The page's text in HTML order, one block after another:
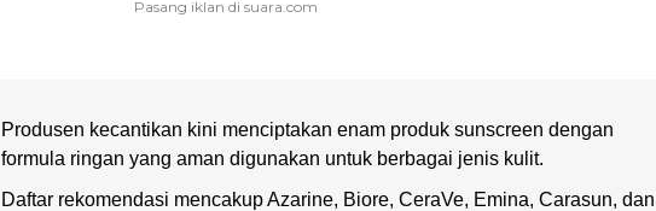
Produsen kecantikan kini menciptakan enam produk sunscreen dengan
formula ringan yang aman digunakan untuk berbagai jenis kulit.
Daftar rekomendasi mencakup Azarine, Biore, CeraVe, Emina, Carasun, dan